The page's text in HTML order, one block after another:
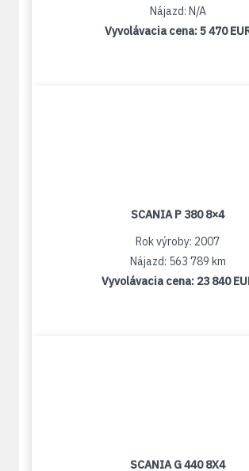
Nájazd: N/A
Vyvolávacia cena:5 470
SCANIA P 380 8×4
Rok výroby: 2007
Nájazd: 563 789 km
Vyvolávacia cena: 23 840
SCANIA G 440 8X4